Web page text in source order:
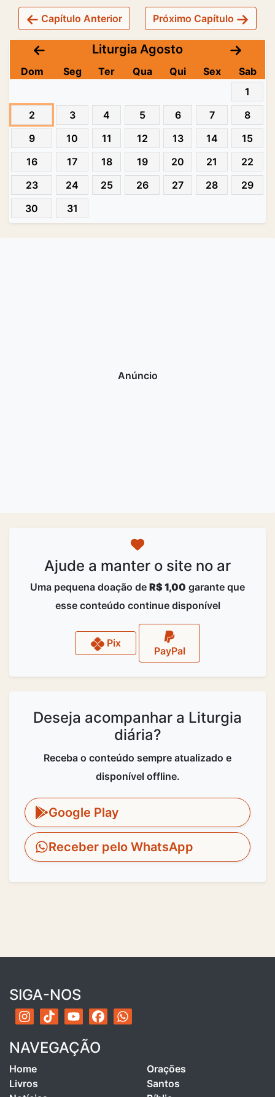
Capítulo Anterior Próximo Capítulo
Liturgia Agosto
Dom Seg Ter Qua Qui Sex
Sab
1
2
3 4 5 6 7
8
9
10 11 12 13 14
15
16
17 18 19 20 21
22
23
24 25 26 27 28
29
30
31
Ajude a manter o site no ar
Uma pequena doação de R$ 1,00 garante que
esse conteúdo continue disponível
Pix
PayPal
Deseja acompanhar a Liturgia
diária?
Receba o conteúdo sempre atualizado e
disponível offline.
Google Play
Receber pelo WhatsApp
SIGA-NOS
NAVEGAÇÃO
Home
Livros
Orações
Santos